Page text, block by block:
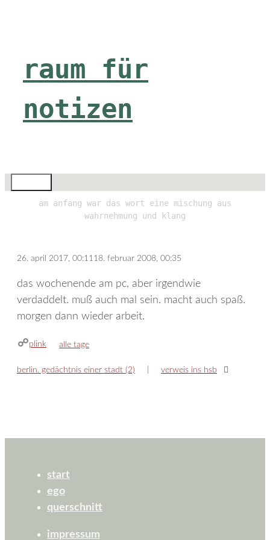
raum für
notizen
am anfang war das wort eine mischung aus
wahrnehmung und klang
26. april 2017, 00:1118. februar 2008, 00:35
das wochenende am pc, aber irgendwie
verdaddelt. muß auch mal sein. macht auch spaß.
morgen dann wieder arbeit.
plink kategorien
alle tage
berlin. gedächtnis einer stadt (2) verweis ins hsb
start
ego
querschnitt
impressum